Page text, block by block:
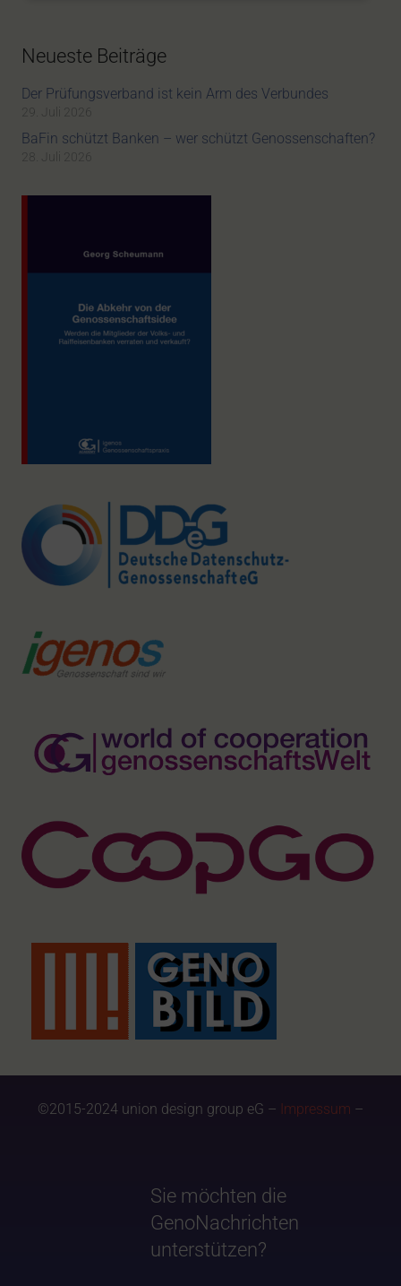
Neueste Beiträge
Der Prüfungsverband ist kein Arm des Verbundes
29. Juli 2026
BaFin schützt Banken – wer schützt Genossenschaften?
28. Juli 2026
©2015-2024 union design group eG – Impressum –
Sie möchten die
GenoNachrichten
unterstützen?